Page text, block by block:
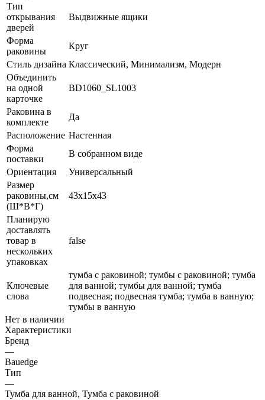
Тип
открывания
дверей
Выдвижные ящики
Форма
раковины
Круг
Стиль дизайна Классический, Минимализм, Модерн
Объединить
на одной
карточке
BD1060_SL1003
Раковина в
комплекте
Да
Расположение Настенная
Форма
поставки
В собранном виде
Ориентация
Универсальный
Размер
раковины,см
(Ш*В*Г)
43х15х43
Планирую
доставлять
товар в
нескольких
упаковках
false
Ключевые
слова
тумба с раковиной; тумбы с раковиной; тумба
для ванной; тумбы для ванной; тумба
подвесная; подвесная тумба; тумба в ванную;
тумбы в ванную
Нет в наличии
Характеристики
Бренд
—
Bauedge
Тип
—
Тумба для ванной, Тумба с раковиной